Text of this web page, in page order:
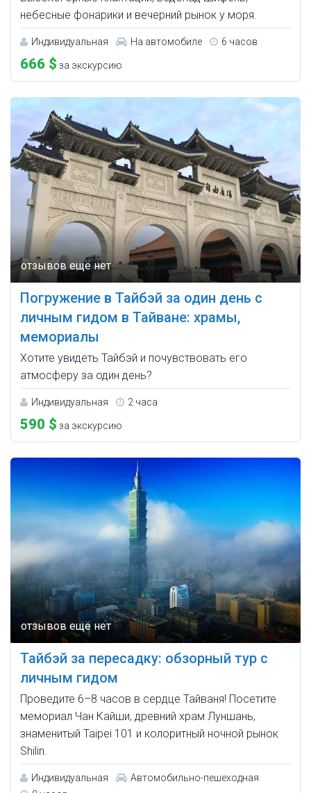
небесные фонарики и вечерний рынок у моря.
Индивидуальная На автомобиле 6 часов
666 $ за экскурсию
Погружение в Тайбэй за один день с
личным гидом в Тайване: храмы,
мемориалы
Хотите увидеть Тайбэй и почувствовать его
атмосферу за один день?
Индивидуальная 2 часа
590 $ за экскурсию
Тайбэй за пересадку: обзорный тур с
личным гидом
Проведите 6–8 часов в сердце Тайваня! Посетите
мемориал Чан Кайши, древний храм Луншань,
знаменитый Taipei 101 и колоритный ночной рынок
Shilin.
Индивидуальная
Автомобильно-пешеходная